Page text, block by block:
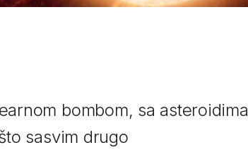
bombom, sa asteroidima
sasvim drugo